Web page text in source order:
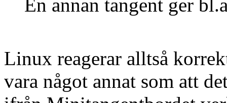
En annan tangent ger
Linux reagerar alltså
vara något annat som att